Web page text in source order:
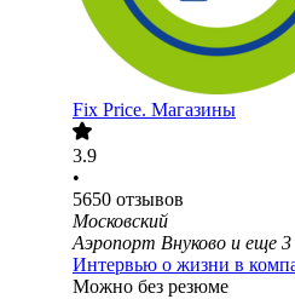
Fix Price. Магазины
3.9
•
5650 отзывов
Московский
Аэропорт Внуково и еще 3
Интервью о жизни в
Можно без резюме